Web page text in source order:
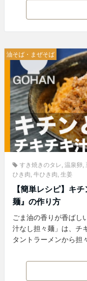
油そば・まぜそば
すき焼きのタレ 温泉卵
ひき肉 牛ひき肉 生姜
【簡単レシピ】キ
麺』の作り方
ごま油の香りが香ばし
汁なし担々麺」は、チ
タントラーメンから担